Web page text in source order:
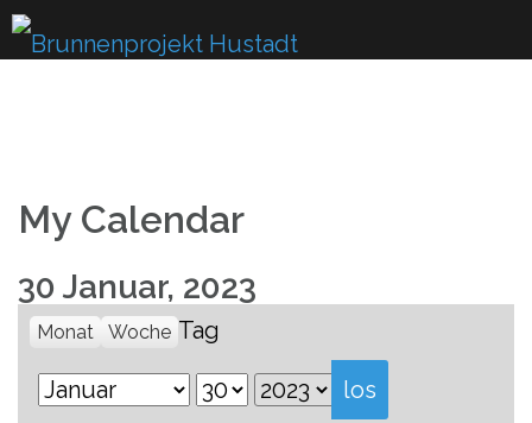
Skip
My Calendar
30 Januar, 2023
Monat Woche Tag
Monat
Tag
Jahr